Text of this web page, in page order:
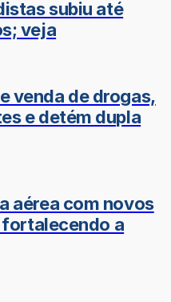
subiu até
veja
venda de drogas,
e detém dupla
aérea com novos
fortalecendo a